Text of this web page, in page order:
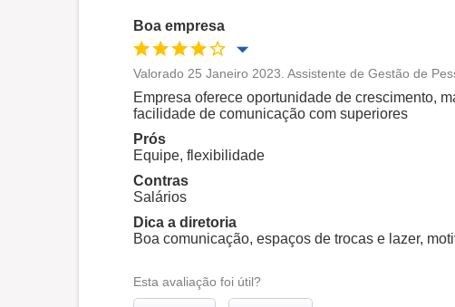
Boa empresa
Oportunidade de promoção
Ambiente de trabalho
Recomenda esta empresa
Valorado 25 Janeiro 2023. Assistente de Gestão de
Empresa oferece oportunidade de crescimento,
facilidade de comunicação com superiores
Prós
Equipe, flexibilidade
Contras
Salários
Dica a diretoria
Boa comunicação, espaços de trocas e lazer,
Esta avaliação foi útil?